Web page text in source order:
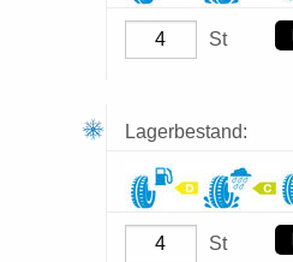
St
Lagerbestand:
St